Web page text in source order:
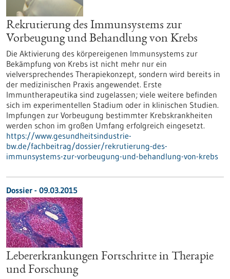
Rekrutierung des Immunsystems zur
Vorbeugung und Behandlung von Krebs
Die Aktivierung des körpereigenen Immunsystems zur
Bekämpfung von Krebs ist nicht mehr nur ein
vielversprechendes Therapiekonzept, sondern wird bereits in
der medizinischen Praxis angewendet. Erste
Immuntherapeutika sind zugelassen; viele weitere befinden
sich im experimentellen Stadium oder in klinischen Studien.
Impfungen zur Vorbeugung bestimmter Krebskrankheiten
werden schon im großen Umfang erfolgreich eingesetzt.
https://www.gesundheitsindustrie-
bw.de/fachbeitrag/dossier/rekrutierung-des-
immunsystems-zur-vorbeugung-und-behandlung-von-krebs
Dossier - 09.03.2015
Lebererkrankungen Fortschritte in Therapie
und Forschung